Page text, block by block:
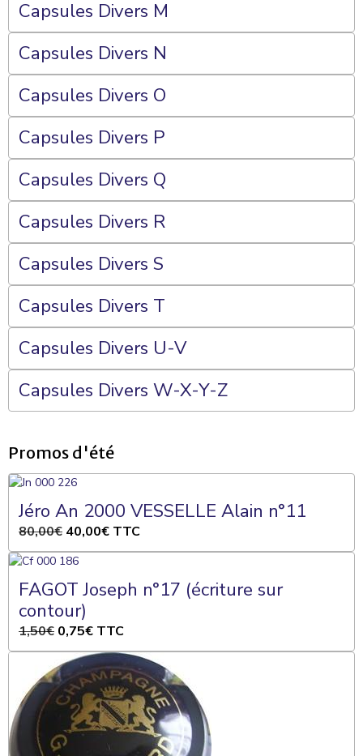
Capsules Divers M
Capsules Divers N
Capsules Divers O
Capsules Divers P
Capsules Divers Q
Capsules Divers R
Capsules Divers S
Capsules Divers T
Capsules Divers U-V
Capsules Divers W-X-Y-Z
Promos d'été
Jéro An 2000 VESSELLE Alain n°11
80,00€ 40,00€ TTC
FAGOT Joseph n°17 (écriture sur
contour)
1,50€ 0,75€ TTC